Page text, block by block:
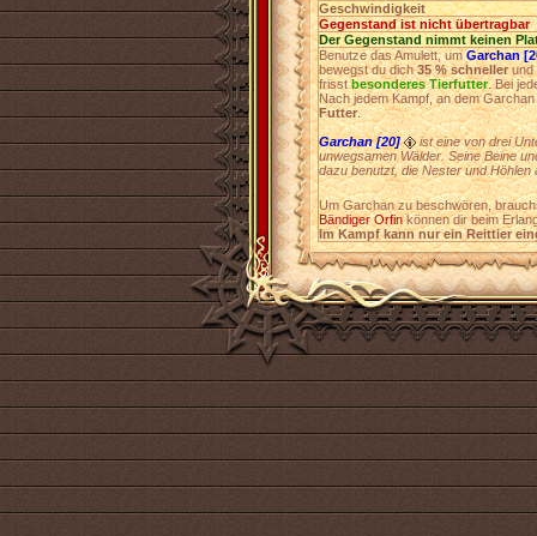
Geschwindigkeit
Gegenstand ist nicht übertragbar
Der Gegenstand nimmt keinen
Benutze das Amulett, umGarchan
bewegst du dich35 % schnellerund
frisstbesonderes Tierfutter. Bei
Nach jedem Kampf, an dem
Futter.
Garchan [20]
ist eine von drei
unwegsamen Wälder. Seine Beine
dazu benutzt, die Nester und
Um Garchan zu beschwören,
Bändiger Orfinkönnen dir beim
Im Kampf kann nur ein Reittier